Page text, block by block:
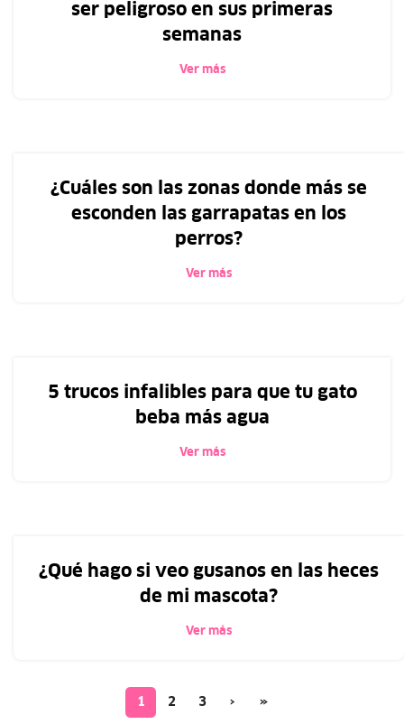
ser peligroso en sus primeras
semanas
Ver más
¿Cuáles son las zonas donde más se
esconden las garrapatas en los
perros?
Ver más
5 trucos infalibles para que tu gato
beba más agua
Ver más
¿Qué hago si veo gusanos en las heces
de mi mascota?
Ver más
1 2 3 › »